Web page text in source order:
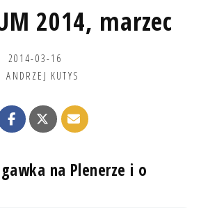
2014, marzec
2014-03-16
ANDRZEJ KUTYS
na Plenerze i o